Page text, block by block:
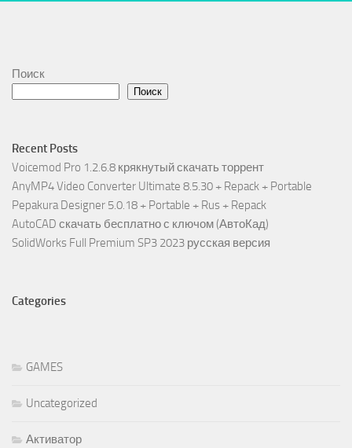
Поиск
Поиск
Recent Posts
Voicemod Pro 1.2.6.8 крякнутый скачать торрент
AnyMP4 Video Converter Ultimate 8.5.30 + Repack + Portable
Pepakura Designer 5.0.18 + Portable + Rus + Repack
AutoCAD скачать бесплатно с ключом (АвтоКад)
SolidWorks Full Premium SP3 2023 русская версия
Categories
GAMES
Uncategorized
Активатор